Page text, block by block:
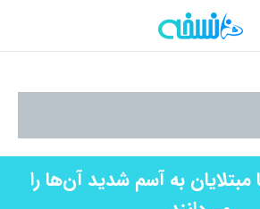
مبتلایان به آسم شدید آن‌ها را